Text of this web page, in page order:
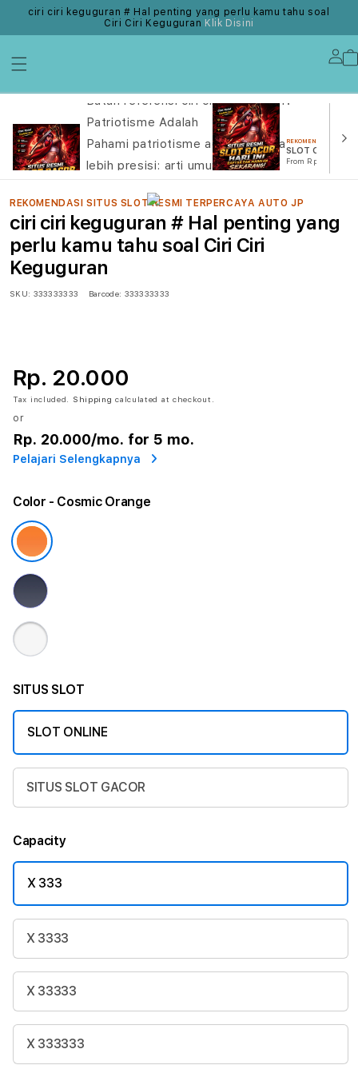
ciri ciri keguguran # Hal penting yang perlu kamu tahu soal
Ciri Ciri Keguguran Klik Disini
Butuh referensi ciri ciri keguguran?
Patriotisme Adalah
Pahami patriotisme adalah secara
lebih presisi: arti umum
REKOMENDASI SITUS
SLOT ONLINE
From Rp. 20.000
REKOMENDASI SITUS SLOT RESMI TERPERCAYA AUTO JP
ciri ciri keguguran # Hal penting yang
perlu kamu tahu soal Ciri Ciri
Keguguran
SKU: 333333333 Barcode: 333333333
Rp. 20.000
Tax included. Shipping calculated at checkout.
or
Rp. 20.000/mo. for 5 mo.
Pelajari Selengkapnya
Color - Cosmic Orange
SITUS SLOT
SLOT ONLINE
SITUS SLOT GACOR
Capacity
X 333
X 3333
X 33333
X 333333